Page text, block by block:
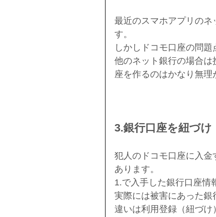
最近のスマホアプリのネ
す。
しかしドコモ口座の問
他のネット銀行の場合は
座を作るのはかなり無理
3.銀行口座を紐づけ
犯人のドコモ口座に入
あります。
1.で入手した銀行口座情
実際には被害にあった銀
違いは利用登録（紐づけ